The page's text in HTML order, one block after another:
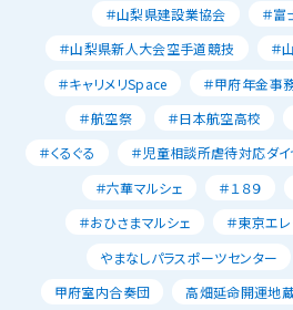
＃山梨県建設業協会
＃富
＃山梨県新人大会空手道競技
＃
＃キャリメリSpace
＃甲府年金事
＃航空祭
＃日本航空高校
＃くるぐる
＃児童相談所虐待対応ダイ
＃六華マルシェ
＃１８９
＃おひさまマルシェ
＃東京エ
やまなしパラスポーツセンター
甲府室内合奏団
高畑延命開運地